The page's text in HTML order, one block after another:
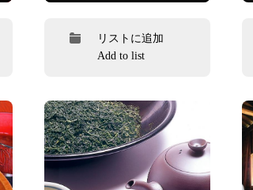
リストに追加
Add to list